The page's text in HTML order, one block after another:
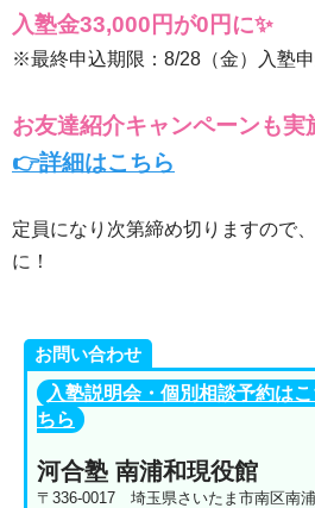
入塾金33,000円が0円に✨
※最終申込期限：8/28（金）入塾
お友達紹介キャンペーンも実
👉詳細はこちら
定員になり次第締め切りますので
に！
お問い合わせ
入塾説明会・個別相談予約はこ
ちら
河合塾 南浦和現役館
〒336-0017 埼玉県さいたま市南区南